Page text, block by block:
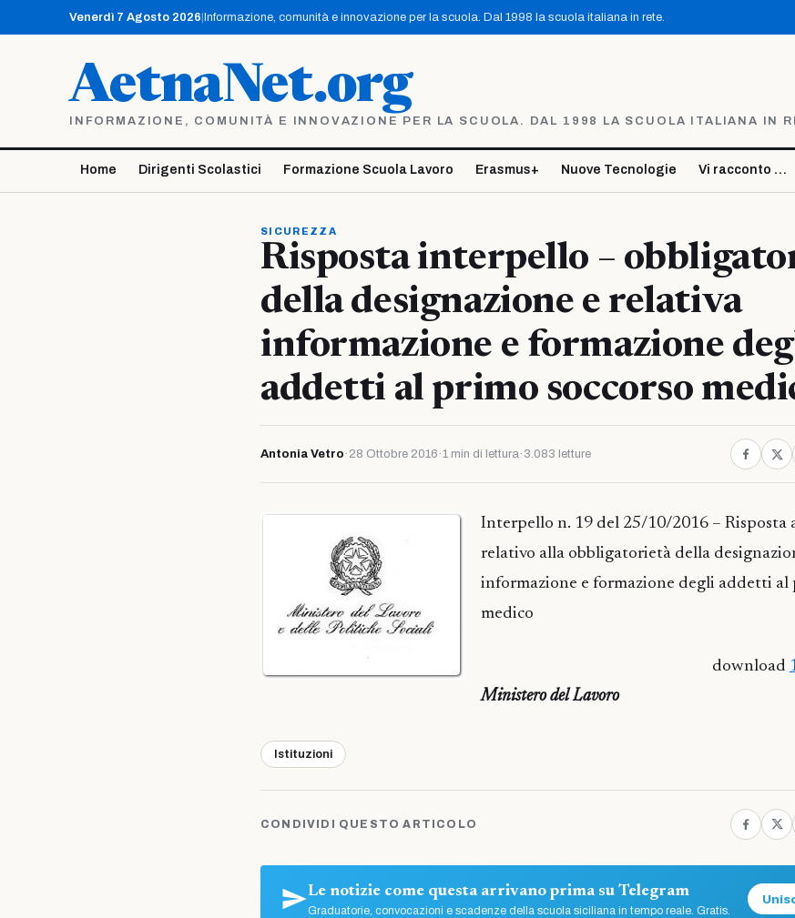
contenuto
Venerdì 7 Agosto 2026 Informazione, comunità e innovazione per la scuola. Dal 1998 la scuola italiana in rete.
AetnaNet.org
INFORMAZIONE, COMUNITÀ E INNOVAZIONE PER LA SCUOLA. DAL 1998 LA SCUOLA ITALIANA IN
Home Dirigenti Scolastici Formazione Scuola Lavoro Erasmus+ Nuove Tecnologie Vi racconto …
SICUREZZA
Risposta interpello –
della designazione e relativa
informazione e formazione
addetti al primo soccorso
Antonia Vetro · 28 Ottobre 2016 ·1 min di lettura· 3.083 letture
Interpello n. 19 del 25/10/2016 – Risposta
relativo alla obbligatorietà della
informazione e formazione degli addetti al
medico
download
Ministero del Lavoro
Istituzioni
CONDIVIDI QUESTO ARTICOLO
Le notizie come questa arrivano prima su Telegram
Graduatorie, convocazioni e scadenze della scuola siciliana in tempo reale. Gratis.